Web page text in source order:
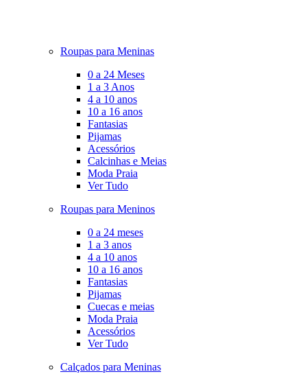
Roupas para Meninas
0 a 24 Meses
1 a 3 Anos
4 a 10 anos
10 a 16 anos
Fantasias
Pijamas
Acessórios
Calcinhas e Meias
Moda Praia
Ver Tudo
Roupas para Meninos
0 a 24 meses
1 a 3 anos
4 a 10 anos
10 a 16 anos
Fantasias
Pijamas
Cuecas e meias
Moda Praia
Acessórios
Ver Tudo
Calçados para Meninas